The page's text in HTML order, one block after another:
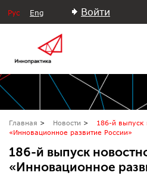
Рус Eng Войти
Главная Новости
186-й выпуск
«Инновационное развитие России»
186-й выпуск
«Инновационное